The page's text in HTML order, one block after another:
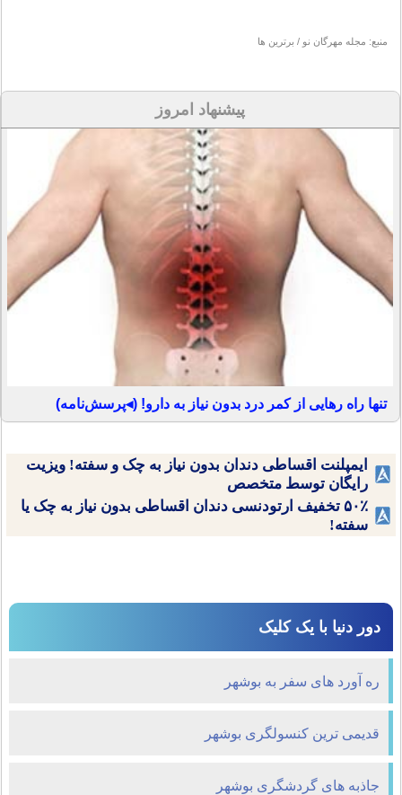
منبع: مجله مهرگان نو / برترین ها
پیشنهاد امروز
تنها راه رهایی از کمر درد بدون نیاز به دارو! (◂پرسش‌نامه)
ایمپلنت اقساطی دندان بدون نیاز به چک و سفته! ویزیت
رایگان توسط متخصص
۵۰٪ تخفیف ارتودنسی دندان اقساطی بدون نیاز به چک یا
سفته!
دور دنیا با یک کلیک
ره آورد های سفر به بوشهر
قدیمی ترین کنسولگری بوشهر
جاذبه های گردشگری بوشهر